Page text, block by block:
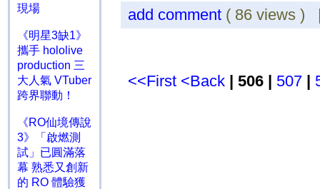
現場
《明星3缺1》
攜手 hololive
production 三
大人氣 VTuber
跨界聯動！
《RO仙境傳說
3》「啟燃測
試」已圓滿落
幕 熟悉又創新
的 RO 體驗獲
add comment ( 86 views
<<First <Back | 506 | 507|